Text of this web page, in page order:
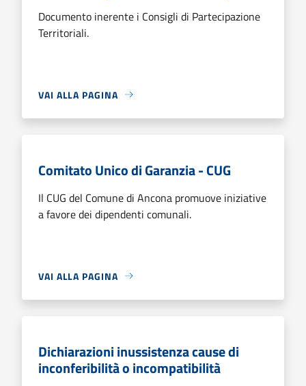
Documento inerente i Consigli di Partecipazione
Territoriali.
VAI ALLA PAGINA
Comitato Unico di Garanzia - CUG
Il CUG del Comune di Ancona promuove iniziative
a favore dei dipendenti comunali.
VAI ALLA PAGINA
Dichiarazioni inussistenza cause di
inconferibilità o incompatibilità